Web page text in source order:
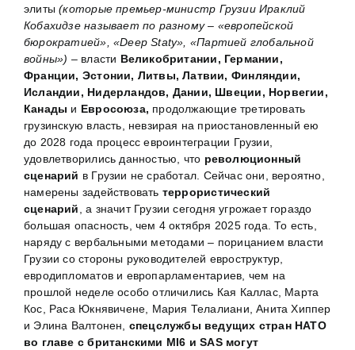
элиты(которые премьер-министр Грузии Ираклий
Кобахидзе называет по разному – «европейской
бюрократией», «Deep Statу», «Партией глобальной
войны») – власти Великобритании, Германии,
Франции, Эстонии, Литвы, Латвии, Финляндии,
Исландии, Нидерландов, Дании, Швеции, Норвегии,
Канады и Евросоюза, продолжающие третировать
грузинскую власть, невзирая на приостановленный ею
до 2028 года процесс евроинтеграции Грузии,
удовлетворились данностью, что революционный
сценарий в Грузии не сработал. Сейчас они, вероятно,
намерены задействовать террористический
сценарий, а значит Грузии сегодня угрожает гораздо
большая опасность, чем 4 октября 2025 года. То есть,
наряду с вербальными методами – порицанием власти
Грузии со стороны руководителей евроструктур,
евродипломатов и европарламентариев, чем на
прошлой неделе особо отличились Кая Каллас, Марта
Кос, Раса Юкнявичене, Мария Телалиани, Анита Хиппер
и Элина Валтонен, спецслужбы ведущих стран НАТО
во главе с британскими MI6 иSASмогут